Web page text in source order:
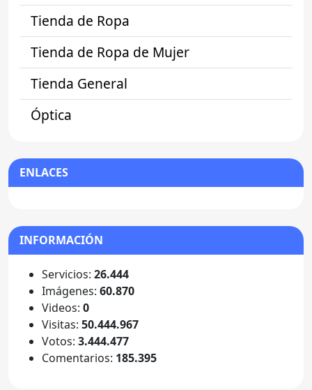
Tienda de Ropa
Tienda de Ropa de Mujer
Tienda General
Óptica
ENLACES
INFORMACIÓN
Servicios: 26.444
Imágenes: 60.870
Videos: 0
Visitas: 50.444.967
Votos: 3.444.477
Comentarios: 185.395